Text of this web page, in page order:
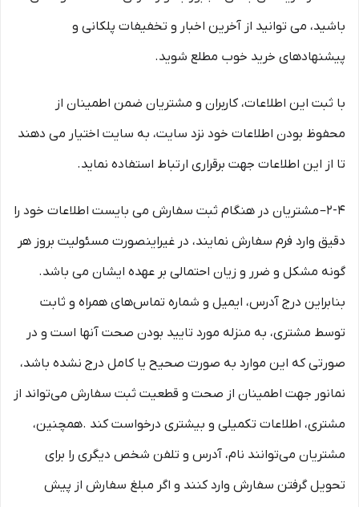
باشید، می توانید از آخرین اخبار و تخفیفات پلکانی و
پیشنهادهای خرید خوب مطلع شوید.
با ثبت این اطلاعات، کاربران و مشتریان ضمن اطمینان از
محفوظ بودن اطلاعات خود نزد سایت، به سایت اختیار می دهند
تا از این اطلاعات جهت برقراری ارتباط استفاده نماید.
2-۴– مشتریان در هنگام ثبت سفارش می بایست اطلاعات خود را
دقیق وارد فرم سفارش نمایند، در غیراینصورت مسئولیت بروز هر
گونه مشکل و ضرر و زیان احتمالی بر عهده ایشان می باشد.
بنابراین درج آدرس، ایمیل و شماره تماس‌های همراه و ثابت
توسط مشتری، به منزله مورد تایید بودن صحت آنها است و در
صورتی که این موارد به صورت صحیح یا کامل درج نشده باشد،
نمانور جهت اطمینان از صحت و قطعیت ثبت سفارش می‌تواند از
مشتری، اطلاعات تکمیلی و بیشتری درخواست کند .همچنین،
مشتریان می‌توانند نام، آدرس و تلفن شخص دیگری را برای
تحویل گرفتن سفارش وارد کنند و اگر مبلغ سفارش از پیش